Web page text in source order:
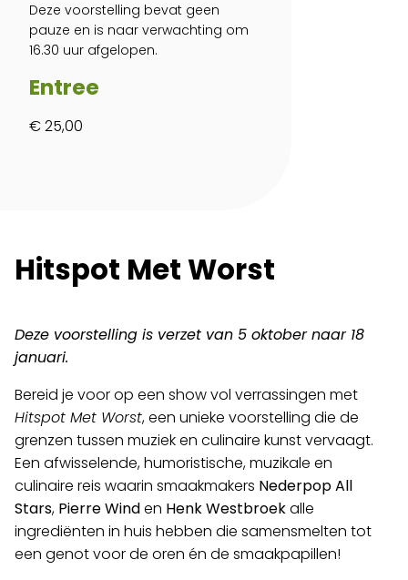
Programma
Film
Over ons
Deze voorstelling bevat geen
pauze en is naar verwachting om
16.30 uur afgelopen.
Entree
€ 25,00
Hitspot Met Worst
Deze voorstelling is verzet van 5 oktober naar 18
januari.
Bereid je voor op een show vol verrassingen met
Hitspot Met Worst, een unieke voorstelling die de
grenzen tussen muziek en culinaire kunst vervaagt.
Een afwisselende, humoristische, muzikale en
culinaire reis waarin smaakmakers Nederpop All
Stars, Pierre Winden Henk Westbroekalle
ingrediënten in huis hebben die samensmelten tot
een genot voor de oren én de smaakpapillen!